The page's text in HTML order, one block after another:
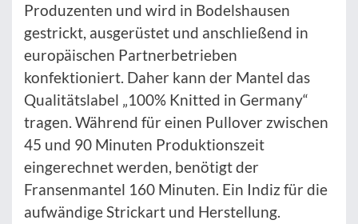
Produzenten und wird in Bodelshausen
gestrickt, ausgerüstet und anschließend in
europäischen Partnerbetrieben
konfektioniert. Daher kann der Mantel das
Qualitätslabel „100% Knitted in Germany“
tragen. Während für einen Pullover zwischen
45 und 90 Minuten Produktionszeit
eingerechnet werden, benötigt der
Fransenmantel 160 Minuten. Ein Indiz für die
aufwändige Strickart und Herstellung.